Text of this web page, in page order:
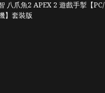
八爪魚2 APEX 2 遊戲手掣【PC/
】套裝版